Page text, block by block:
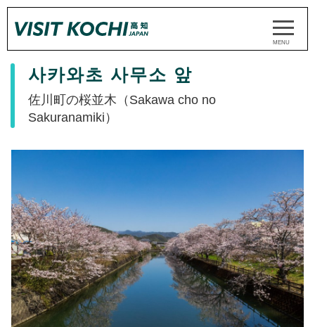
사카와초 사무소 앞
佐川町の桜並木（Sakawa cho no
Sakuranamiki）